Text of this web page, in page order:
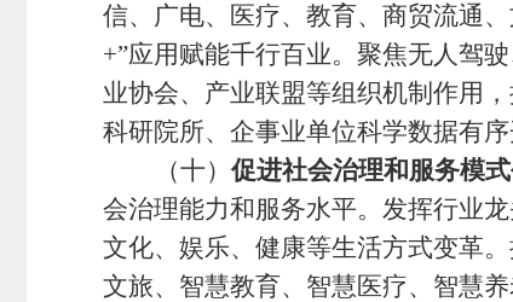
信、广电、医疗、教育、商贸流通
+”应用赋能千行百业。聚焦无人驾
业协会、产业联盟等组织机制作用
科研院所、企事业单位科学数据有序
（十）促进社会治理和服务模式
会治理能力和服务水平。发挥行业
文化、娱乐、健康等生活方式变革
文旅、智慧教育、智慧医疗、智慧